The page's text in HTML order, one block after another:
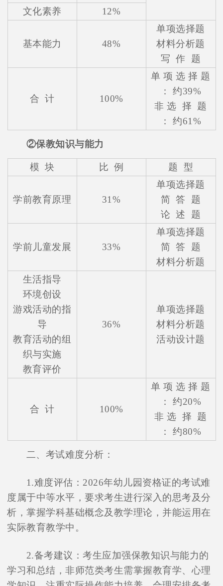
文化素养 12%
基本能力 48%
单项选择题
材料分析题
写 作 题
合 计 100%
单 项 选 择 题
： 约39%
非 选 择 题
： 约61%
②保教知识与能力
模 块 比 例 题 型
学前教育原理 31%
单项选择题
简 答 题
论 述 题
学前儿童发展 33%
单项选择题
简 答 题
材料分析题
生活指导
环境创设
游戏活动的指
导
教育活动的组
织与实施
教育评价
36%
单项选择题
材料分析题
活动设计题
合 计 100%
单 项 选 择 题
： 约20%
非 选 择 题
： 约80%
二、考试难度分析：
1.难度评估：2026年幼儿园资格证的考试难
度属于中等水平，要求考生进行深入的思考及分
析，掌握学科基础概念及教学理论，并能运用在
实际教育教学中。
2.备考建议：考生应加强保教知识与能力的
学习和总结，非师范类考生需掌握教育学、心理